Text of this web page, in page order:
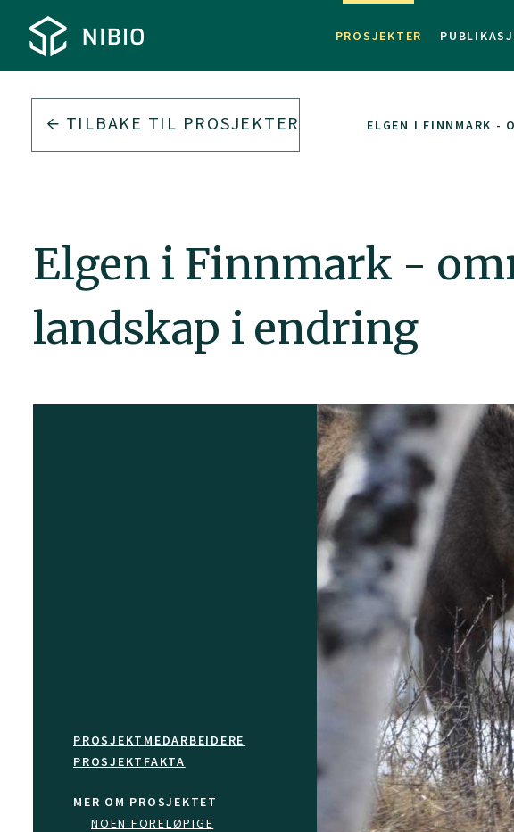
PROSJEKTER
TILBAKE TIL PROSJEKTER ELGEN I FINNMARK -
Elgen i Finnmark -
landskap i endring
PROSJEKTMEDARBEIDERE
PROSJEKTFAKTA
MER OM PROSJEKTET
NOEN FORELØPIGE